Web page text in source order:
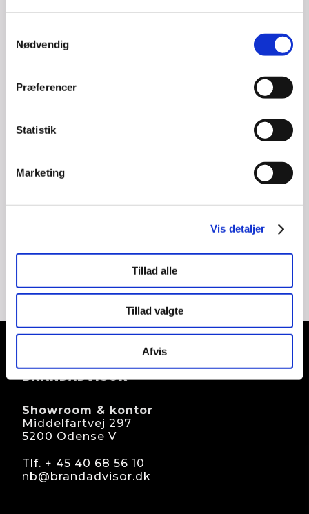
Nødvendig
Præferencer
Statistik
Marketing
Vis detaljer
Tillad alle
Tillad valgte
Afvis
her: https://brandadvisor.dk/gavekort
BRANDADVISOR
Showroom & kontor
Middelfartvej 297
5200 Odense V
Tlf. + 45 40 68 56 10
nb@brandadvisor.dk